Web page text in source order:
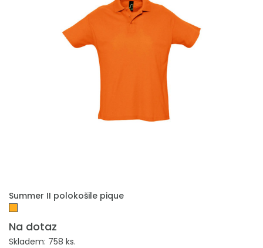
PŘIDAT DO POPTÁVKY
Summer II polokošile pique
Na dotaz
Skladem: 758 ks.